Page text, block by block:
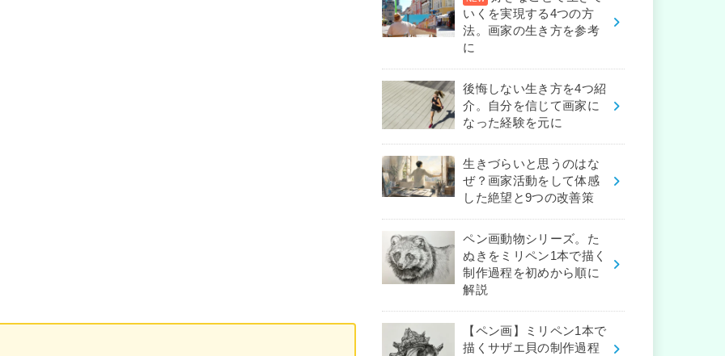
いくを実現する4つの方
法。画家の生き方を参考
に
後悔しない生き方を4つ紹
介。自分を信じて画家に
なった経験を元に
生きづらいと思うのはな
ぜ？画家活動をして体感
した絶望と9つの改善策
ペン画動物シリーズ。た
ぬきをミリペン1本で描く
制作過程を初めから順に
解説
【ペン画】ミリペン1本で
描くサザエ貝の制作過程